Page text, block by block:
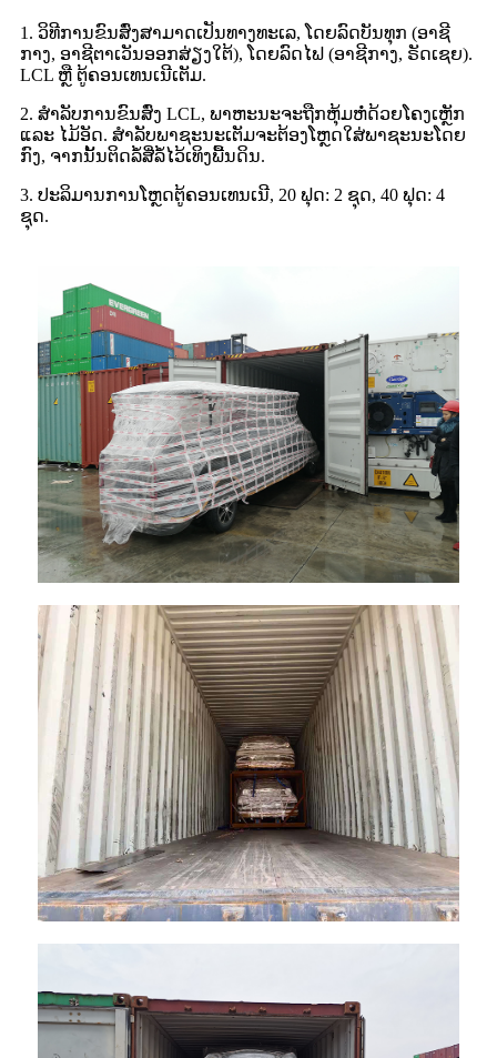
1. ວິທີການຂົນສົ່ງສາມາດເປັນທາງທະເລ, ໂດຍລົດບັນທຸກ (ອາຊີ
ກາງ, ອາຊີຕາເວັນອອກສ່ຽງໃຕ້), ໂດຍລົດໄຟ (ອາຊີກາງ, ຣັດເຊຍ).
LCL ຫຼື ຕູ້ຄອນເທນເນີເຕັມ.
2. ສຳລັບການຂົນສົ່ງ LCL, ພາຫະນະຈະຖືກຫຸ້ມຫໍ່ດ້ວຍໂຄງເຫຼັກ
ແລະ ໄມ້ອັດ. ສຳລັບພາຊະນະເຕັມຈະຕ້ອງໂຫຼດໃສ່ພາຊະນະໂດຍ
ກົງ, ຈາກນັ້ນຕິດລໍ້ສີ່ລໍ້ໄວ້ເທິງພື້ນດິນ.
3. ປະລິມານການໂຫຼດຕູ້ຄອນເທນເນີ, 20 ຟຸດ: 2 ຊຸດ, 40 ຟຸດ: 4
ຊຸດ.